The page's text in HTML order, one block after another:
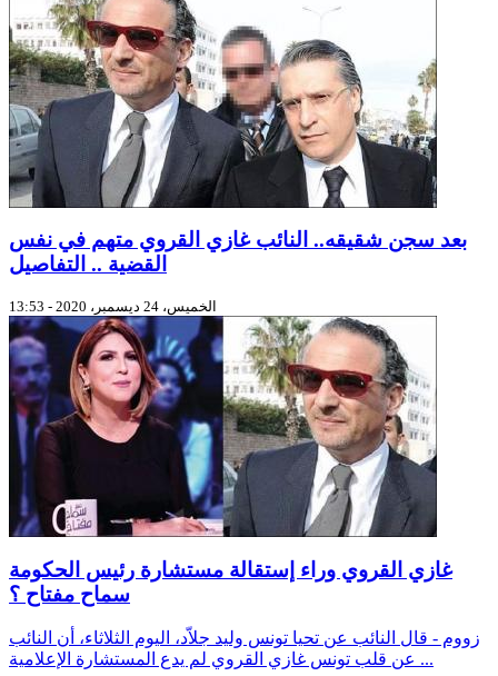
بعد سجن شقيقه.. النائب غازي القروي متهم في نفس
القضية .. التفاصيل
الخميس، 24 ديسمبر، 2020 - 13:53
غازي القروي وراء إستقالة مستشارة رئيس الحكومة
سماح مفتاح ؟
زووم - قال النائب عن تحيا تونس وليد جلاّد، اليوم الثلاثاء، أن النائب
عن قلب تونس غازي القروي لم يدع المستشارة الإعلامية ...